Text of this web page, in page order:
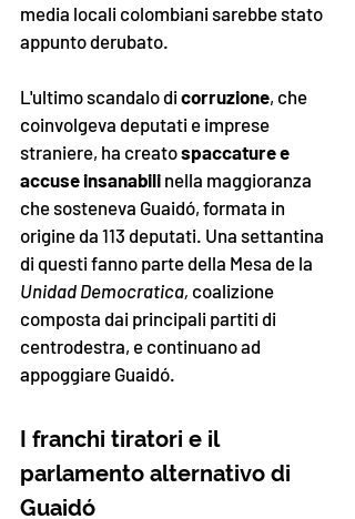
media locali colombiani sarebbe stato
appunto derubato.
L'ultimo scandalo di corruzione, che
coinvolgeva deputati e imprese
straniere, ha creato spaccature e
accuse insanabili nella maggioranza
che sosteneva Guaidó, formata in
origine da 113 deputati. Una settantina
di questi fanno parte della Mesa de la
Unidad Democratica, coalizione
composta dai principali partiti di
centrodestra, e continuano ad
appoggiare Guaidó.
I franchi tiratori e il
parlamento alternativo di
Guaidó